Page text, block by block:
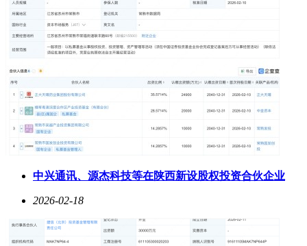
仓总续航达55小时，还内置蓝牙5.4芯片，开盖秒连。
iKFMoon Pro的亮点在于硅胶软塞适配敏感耳道，还有磁吸自
动连设计。它采用小贝壳圆润造型，机身奶米色，表面有细腻
质，触感软和，适配多数耳型，但佩戴稳固度受耳型影响。耳
机搭载霍尔磁吸开关，首次配对后打开充电盒自动连接，操作
简单方便。
倍思BD1的亮点是硅胶软塞搭配支撑翼的设计，还有蓝牙5.4
双连功能，无线充加寻物功能实用。它小巧的豆式机身，单只
量，佩戴稳固。搭载蓝牙5.4芯片，支持单耳独立使用和同时
连接两台设备，充电仓支持无线充电，带蜂鸣器可通过专属
APP找耳机，还有IP55防尘防水等级，单次满电能用约8小
纽曼睡眠耳机亮点在于浅入耳设计适配侧睡，续航表现够用，
中兴通讯、源杰科技等在陕西新设股权投资合伙企业
2026-02-18